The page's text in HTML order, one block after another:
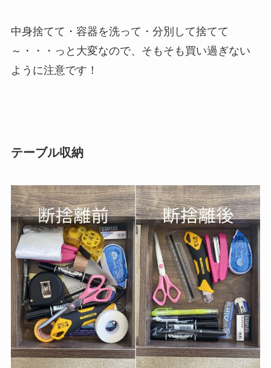
中身捨てて・容器を洗って・分別して捨てて
～・・・っと大変なので、そもそも買い過ぎない
ように注意です！
テーブル収納